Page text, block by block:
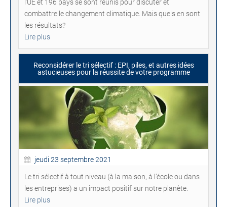
l’UE et 196 pays se sont réunis pour discuter et
combattre le changement climatique. Mais quels en sont
les résultats?
Lire plus
Reconsidérer le tri sélectif : EPI, piles, et autres idées
astucieuses pour la réussite de votre programme
jeudi 23 septembre 2021
Le tri sélectif à tout niveau (à la maison, à l’école ou dans
les entreprises) a un impact positif sur notre planète.
Lire plus